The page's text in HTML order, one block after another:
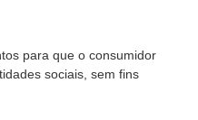
para que o consumidor
sociais, sem fins